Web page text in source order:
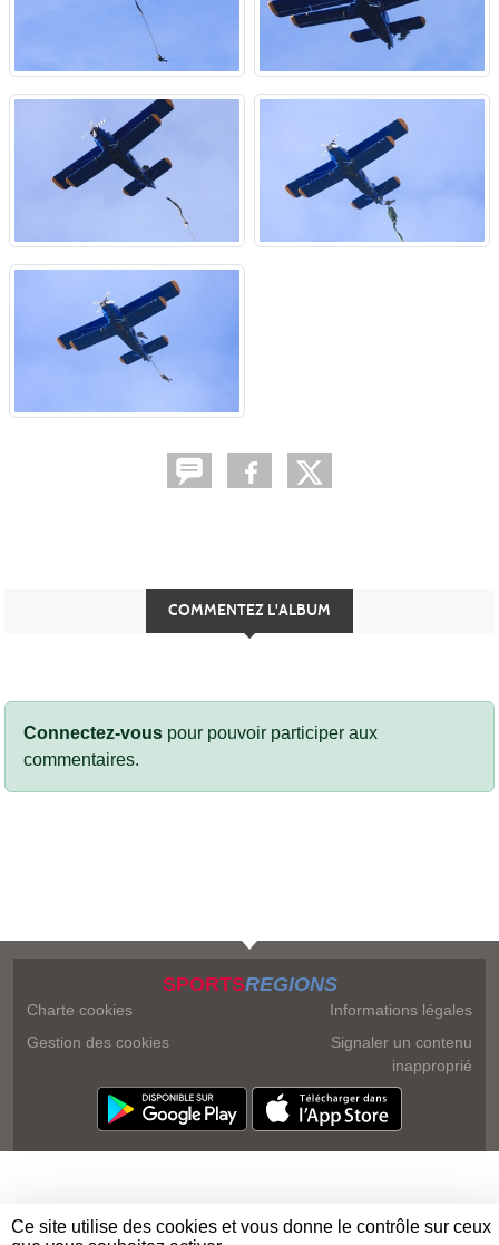
COMMENTEZ L'ALBUM
Connectez-vous pour pouvoir participer aux
commentaires.
SPORTSREGIONS
Charte cookies
Gestion des cookies
Informations légales
Signaler un contenu
inapproprié
Ce site utilise des cookies et vous donne le contrôle sur ceux